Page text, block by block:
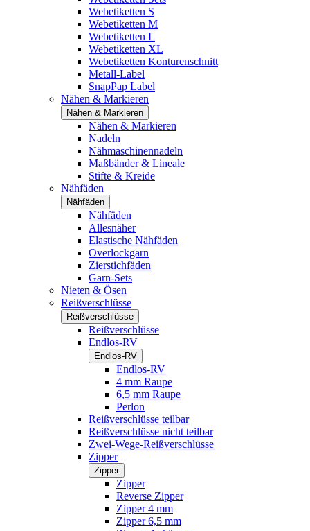
Webetiketten S
Webetiketten M
Webetiketten L
Webetiketten XL
Webetiketten Konturenschnitt
Metall-Label
SnapPap Label
Nähen & Markieren
Nähen & Markieren
Nähen & Markieren
Nadeln
Nähmaschinennadeln
Maßbänder & Lineale
Stifte & Kreide
Nähfäden
Nähfäden
Nähfäden
Allesnäher
Elastische Nähfäden
Overlockgarn
Zierstichfäden
Garn-Sets
Nieten & Ösen
Reißverschlüsse
Reißverschlüsse
Reißverschlüsse
Endlos-RV
Endlos-RV
Endlos-RV
4 mm Raupe
6,5 mm Raupe
Perlon
Reißverschlüsse teilbar
Reißverschlüsse nicht teilbar
Zwei-Wege-Reißverschlüsse
Zipper
Zipper
Zipper
Reverse Zipper
Zipper 4 mm
Zipper 6,5 mm